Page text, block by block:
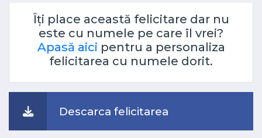
Îți place această felicitare dar nu
este cu numele pe care îl vrei?
Apasă aici pentru a personaliza
felicitarea cu numele dorit.
Descarca felicitarea